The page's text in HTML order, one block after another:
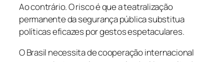
Ao contrário. O risco é que a teatralização
permanente da segurança pública substitua
políticas eficazes por gestos espetaculares.
O Brasil necessita de cooperação internacional